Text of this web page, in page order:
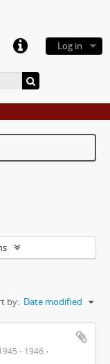
Log in
by: Date modified
- 1946